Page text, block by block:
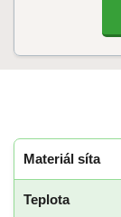
Materiál síta
Teplota